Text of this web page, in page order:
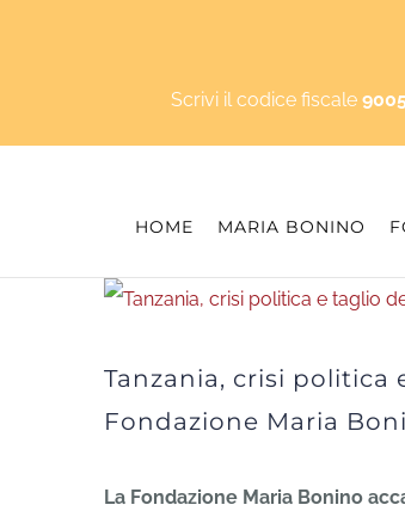
HOME MARIA BONINO
Ingrandisci
Tanzania, crisi
Fondazione Maria
La Fondazione Maria Bonino
Scrivi il codice fiscale